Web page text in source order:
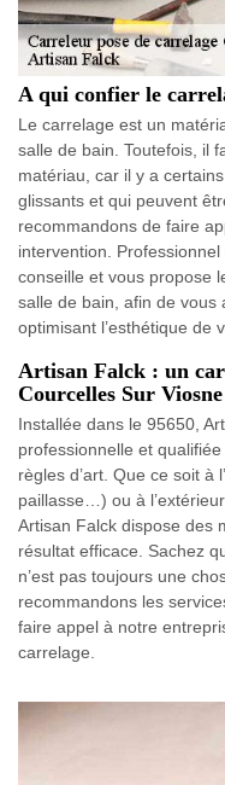
A qui confier le
Le carrelage est un
salle de bain. Toutefois, il
matériau, car il y a
glissants et qui peuvent
recommandons de faire
intervention.
conseille et vous propose
salle de bain, afin de vous
optimisant l’esthétique de
Artisan Falck : un
Courcelles Sur
Installée dans le 95650,
professionnelle et
règles d’art. Que ce soit à
paillasse…) ou à
Artisan Falck dispose des
résultat efficace. Sachez
n’est pas toujours une
recommandons les
faire appel à notre
carrelage.